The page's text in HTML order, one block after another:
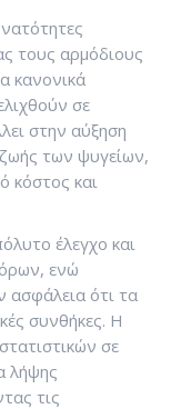
τους αρμόδιους
κανονικά
σε
στην αύξηση
ζωής των ψυγείων,
κόστος και
έλεγχο και
ενώ
ασφάλεια ότι τα
συνθήκες. Η
σε
λήψης
τις